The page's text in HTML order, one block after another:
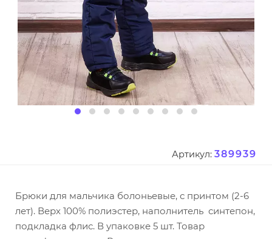
Артикул: 389939
Брюки для мальчика болоньевые, с принтом (2-6
лет). Верх 100% полиэстер, наполнитель синтепон,
подкладка флис. В упаковке 5 шт. Товар